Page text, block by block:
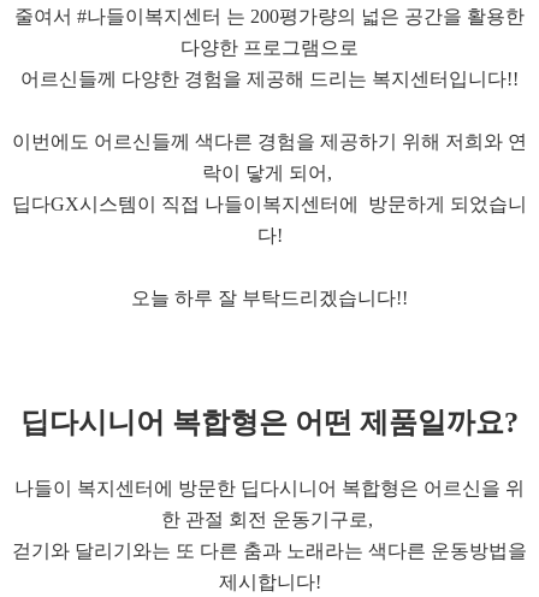
줄여서 #나들이복지센터 는 200평가량의 넓은 공간을 활용한
다양한 프로그램으로
어르신들께 다양한 경험을 제공해 드리는 복지센터입니다!!
이번에도 어르신들께 색다른 경험을 제공하기 위해 저희와 연
락이 닿게 되어,
딥다GX시스템이 직접 나들이복지센터에 방문하게 되었습니
다!
오늘 하루 잘 부탁드리겠습니다!!
딥다시니어 복합형은 어떤 제품일까요?
나들이 복지센터에 방문한 딥다시니어 복합형은 어르신을 위
한 관절 회전 운동기구로,
걷기와 달리기와는 또 다른 춤과 노래라는 색다른 운동방법을
제시합니다!